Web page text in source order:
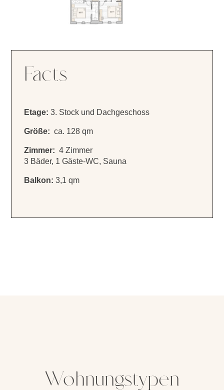
Facts
Etage: 3. Stock und Dachgeschoss
Größe: ca. 128 qm
Zimmer: 4 Zimmer
3 Bäder, 1 Gäste-WC, Sauna
Balkon: 3,1 qm
Wohnungstypen